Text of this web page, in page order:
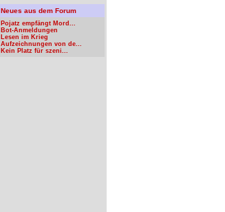
Neues aus dem Forum
Pojatz empfängt Mord...
Bot-Anmeldungen
Lesen im Krieg
Aufzeichnungen von de...
Kein Platz für szeni...